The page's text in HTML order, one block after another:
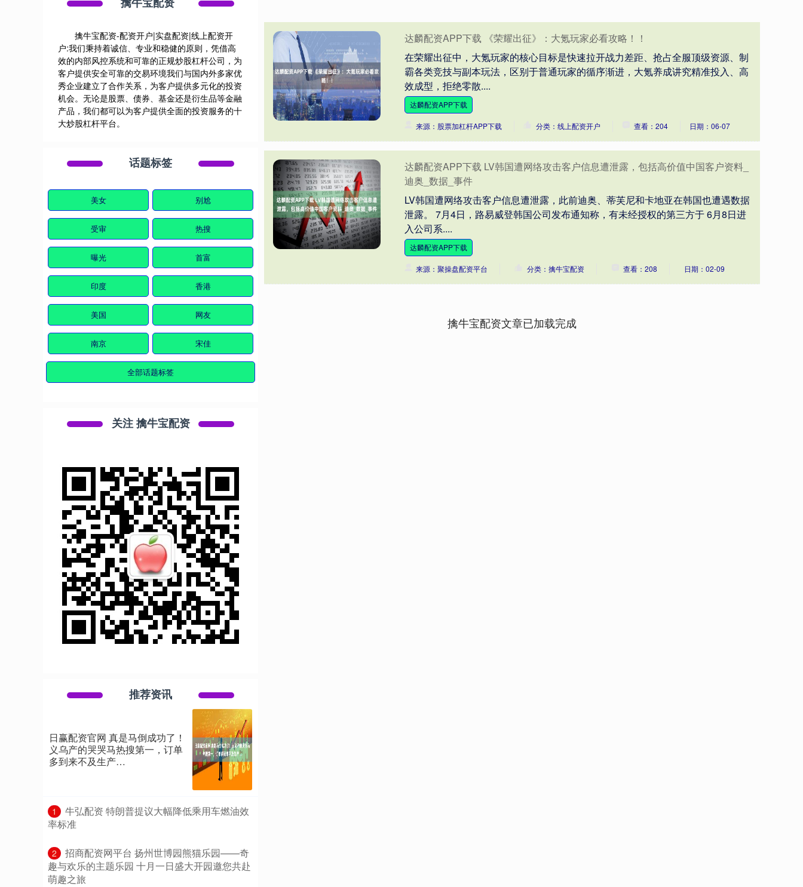
达麟配资APP下载 《荣耀出征》：大氪玩家必看攻略！！
在荣耀出征中，大氪玩家的核心目标是快速拉开战力差距、抢占全服顶级资源、制
霸各类竞技与副本玩法，区别于普通玩家的循序渐进，大氪养成讲究精准投入、高
效成型，拒绝零散....
达麟配资APP下载
来源：股票加杠杆APP下载 分类：线上配资开户 查看：204 日期：06-07
达麟配资APP下载 LV韩国遭网络攻击客户信息遭泄露，包括高价值中国客户资料_
迪奥_数据_事件
LV韩国遭网络攻击客户信息遭泄露，此前迪奥、蒂芙尼和卡地亚在韩国也遭遇数据
泄露。 7月4日，路易威登韩国公司发布通知称，有未经授权的第三方于 6月8日进
入公司系....
达麟配资APP下载
来源：聚操盘配资平台 分类：擒牛宝配资 查看：208 日期：02-09
擒牛宝配资文章已加载完成
擒牛宝配资-配资开户|实盘配资|线上配资开
户:我们秉持着诚信、专业和稳健的原则，凭借高
效的内部风控系统和可靠的正规炒股杠杆公司，为
客户提供安全可靠的交易环境我们与国内外多家优
秀企业建立了合作关系，为客户提供多元化的投资
机会。无论是股票、债券、基金还是衍生品等金融
产品，我们都可以为客户提供全面的投资服务的十
大炒股杠杆平台。
话题标签
美女 别尬
受审 热搜
曝光 首富
印度 香港
美国 网友
南京 宋佳
全部话题标签
关注 擒牛宝配资
推荐资讯
日赢配资官网 真是马倒成功了！
义乌产的哭哭马热搜第一，订单
多到来不及生产…
1
​牛弘配资 特朗普提议大幅降低乘用车燃油效
率标准
2
​招商配资网平台 扬州世博园熊猫乐园——奇
趣与欢乐的主题乐园 十月一日盛大开园邀您共赴
萌趣之旅